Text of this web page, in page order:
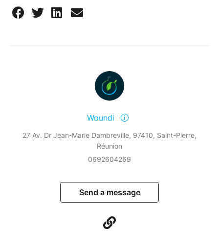
Woundi
27 Av. Dr Jean-Marie Dambreville, 97410, Saint-Pierre,
Réunion
0692604269
Send a message